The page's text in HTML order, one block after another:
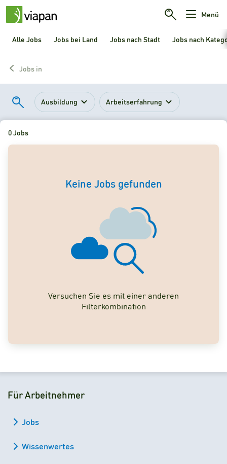
Menü
Alle Jobs Jobs bei Land Jobs nach Stadt Jobs nach
Jobs in
Ausbildung Arbeitserfahrung
0 Jobs
Keine Jobs gefunden
Versuchen Sie es mit einer anderen
Filterkombination
Für Arbeitnehmer
Jobs
Wissenwertes